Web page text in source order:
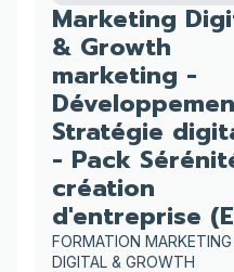
Marketing
& Growth
marketing -
Stratégie
- Pack
création
d'entreprise
FORMATION MARKETING
DIGITAL & GROWTH